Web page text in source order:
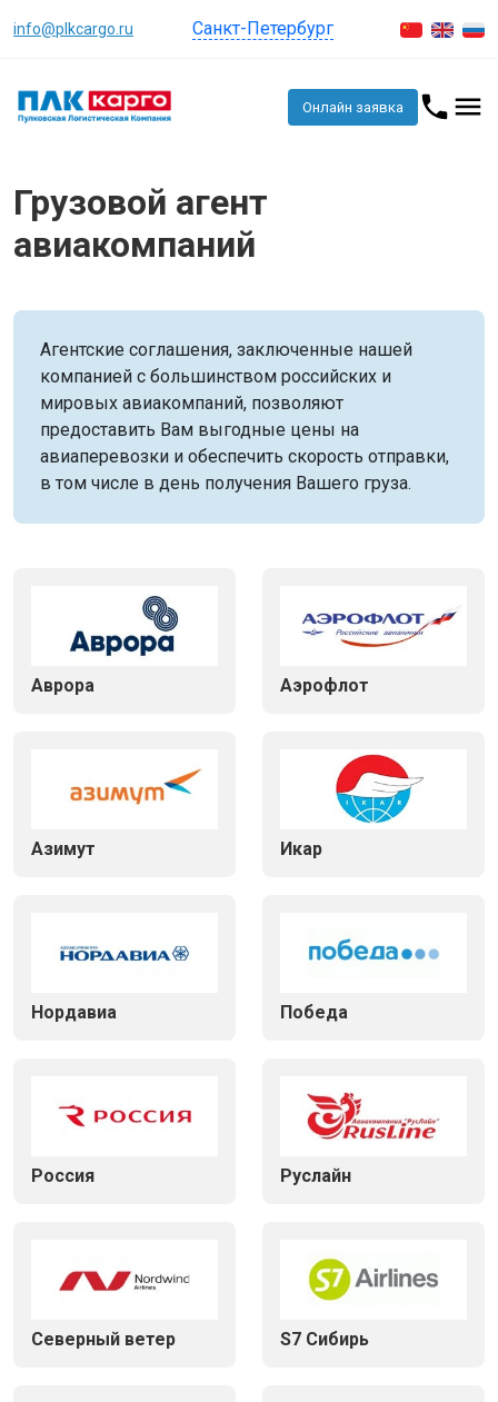
info@plkcargo.ru Санкт-Петербург
Онлайн заявка
Грузовой агент
авиакомпаний
Агентские соглашения, заключенные нашей
компанией с большинством российских и
мировых авиакомпаний, позволяют
предоставить Вам выгодные цены на
авиаперевозки и обеспечить скорость отправки,
в том числе в день получения Вашего груза.
Аврора Аэрофлот
Азимут Икар
Нордавиа Победа
Россия Руслайн
Северный ветер S7 Сибирь